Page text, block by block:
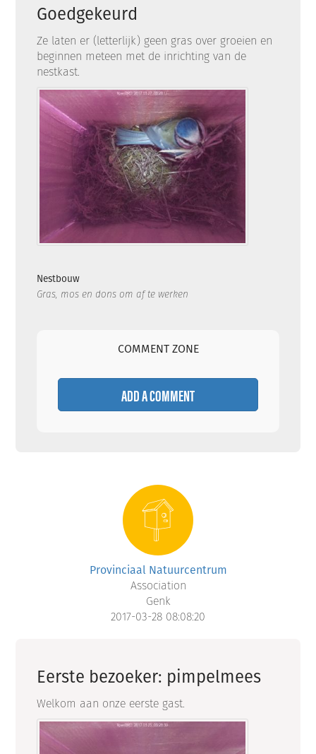
Goedgekeurd
Ze laten er (letterlijk) geen gras over groeien en
beginnen meteen met de inrichting van de
nestkast.
Nestbouw
Gras, mos en dons om af te werken
COMMENT ZONE
ADD A COMMENT
Provinciaal Natuurcentrum
Association
Genk
2017-03-28 08:08:20
Eerste bezoeker: pimpelmees
Welkom aan onze eerste gast.